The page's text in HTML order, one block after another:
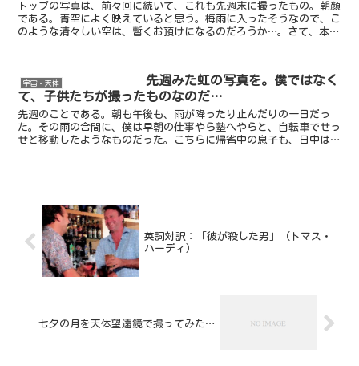
トップの写真は、前々回に続いて、これも先週末に撮ったもの。朝顔
である。青空によく映えていると思う。梅雨に入ったそうなので、こ
のような清々しい空は、暫くお預けになるのだろうか…。さて、本日
宇宙・天体
先週みた虹の写真を。僕ではなく
て、子供たちが撮ったものなのだ…
先週のことである。朝も午後も、雨が降ったり止んだりの一日だっ
た。その雨の合間に、僕は早朝の仕事やら塾へやらと、自転車でせっ
せと移動したようなものだった。こちらに帰省中の息子も、日中は何
英詞対訳：「彼が殺した男」（トマス・
ハーディ）
七夕の月を天体望遠鏡で撮ってみた…